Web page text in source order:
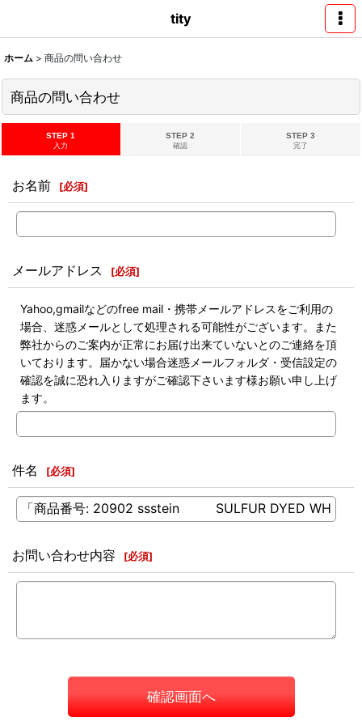
tity
ホーム > 商品の問い合わせ
商品の問い合わせ
STEP 1
入力
STEP 2
確認
STEP 3
完了
お名前 [必須]
メールアドレス [必須]
Yahoo,gmailなどのfree mail・携帯メールアドレスをご利用の
場合、迷惑メールとして処理される可能性がございます。また
弊社からのご案内が正常にお届け出来ていないとのご連絡を頂
いております。届かない場合迷惑メールフォルダ・受信設定の
確認を誠に恐れ入りますがご確認下さいます様お願い申し上げ
ます。
件名 [必須]
お問い合わせ内容 [必須]
確認画面へ